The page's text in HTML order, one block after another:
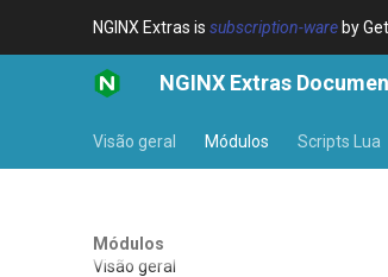
NGINX Extras is subscription-ware by
NGINX Extras
Visão geral Módulos Scripts Lua
Módulos
Visão geral